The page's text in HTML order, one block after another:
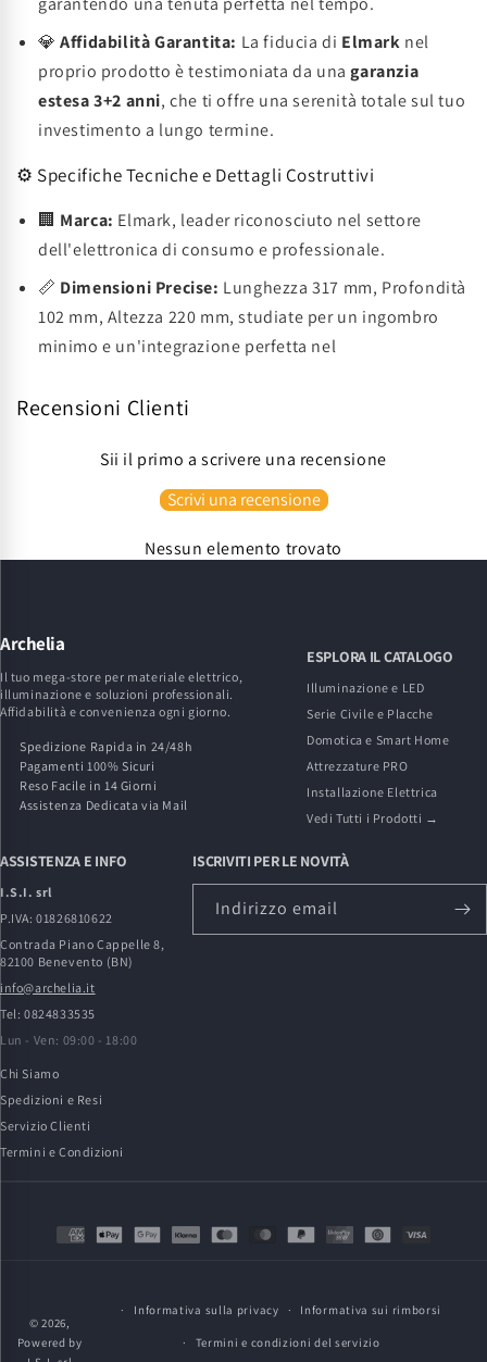
💎Affidabilità Garantita: La fiducia di Elmark nel
proprio prodotto è testimoniata da unagaranzia
estesa 3+2 anni, che ti offre una serenità totale sul tuo
investimento a lungo termine.
⚙️ Specifiche Tecniche e Dettagli Costruttivi
🏢 Marca: Elmark, leader riconosciuto nel settore
dell'elettronica di consumo e professionale.
📏 Dimensioni Precise: Lunghezza 317 mm, Profondità
102 mm, Altezza 220 mm, studiate per un ingombro
minimo e un'integrazione perfetta nel
Recensioni Clienti
Sii il primo a scrivere una recensione
Scrivi una recensione
Nessun elemento trovato
Archelia
Il tuo mega-store per materiale elettrico,
illuminazione e soluzioni professionali.
Affidabilità e convenienza ogni giorno.
Spedizione Rapida in 24/48h
Pagamenti 100% Sicuri
Reso Facile in 14 Giorni
Assistenza Dedicata via Mail
ESPLORA IL CATALOGO
Illuminazione e LED
Serie Civile e Placche
Domotica e Smart Home
Attrezzature PRO
Installazione Elettrica
Vedi Tutti i Prodotti →
ASSISTENZA E INFO
I.S.I. srl
P.IVA: 01826810622
Contrada Piano Cappelle 8,
82100 Benevento (BN)
info@archelia.it
Tel: 0824833535
Lun - Ven: 09:00 - 18:00
Chi Siamo
Spedizioni e Resi
Servizio Clienti
Termini e Condizioni
ISCRIVITI PER LE NOVITÀ
Indirizzo email
Metodi
© 2026,
Powered by
Informativa sulla privacy Informativa sui rimborsi
Termini e condizioni del servizio